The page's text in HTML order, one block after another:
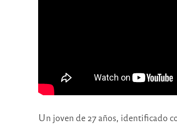
Un joven de 27 años, identificado